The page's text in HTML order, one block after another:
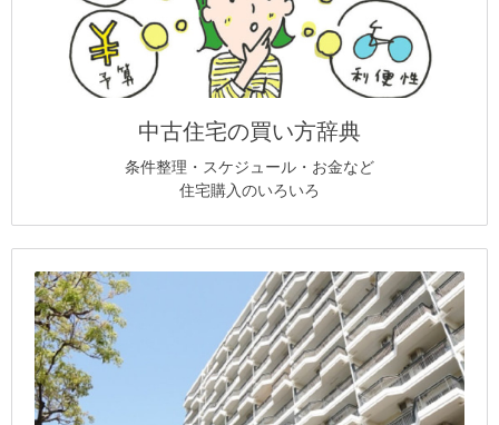
中古住宅の買い方辞典
条件整理・スケジュール・お金など
住宅購入のいろいろ